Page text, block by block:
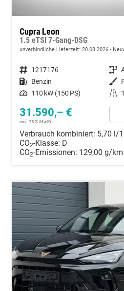
Cupra Leon
1.5 eTSI 7-Gang-DSG
unverbindliche Lieferzeit: 20.08.2026
Fahrzeugnummer 1217176 Getriebe
Kraftstoff Benzin Außenfarbe
Leistung 110 kW (150 PS) Kilometerstand
31.590,– €
incl. 19% MwSt.
Verbrauch kombiniert: 5,70 l/
CO2-Klasse: D
CO2-Emissionen: 129,00 g/km